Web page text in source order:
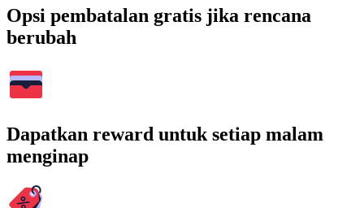
Opsi pembatalan gratis jika rencana
berubah
Dapatkan reward untuk setiap malam
menginap